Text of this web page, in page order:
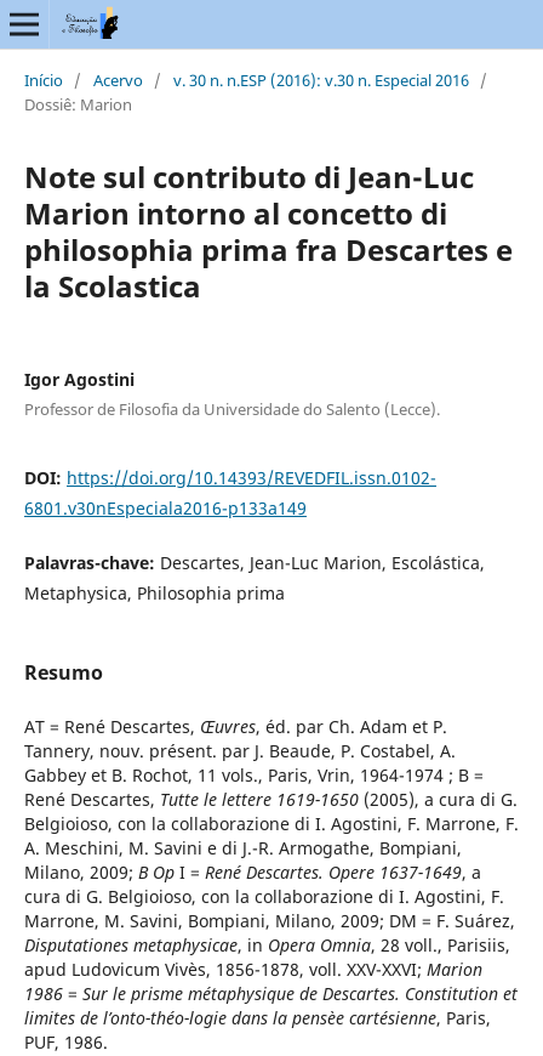
Início / Acervo / v. 30 n. n.ESP (2016): v.30 n. Especial 2016 /
Dossiê: Marion
Note sul contributo di Jean-Luc
Marion intorno al concetto di
philosophia prima fra Descartes e
la Scolastica
Igor Agostini
Professor de Filosofia da Universidade do Salento (Lecce).
DOI: https://doi.org/10.14393/REVEDFIL.issn.0102-
6801.v30nEspeciala2016-p133a149
Palavras-chave: Descartes, Jean-Luc Marion, Escolástica,
Metaphysica, Philosophia prima
Resumo
AT = René Descartes, Œuvres, éd. par Ch. Adam et P.
Tannery, nouv. présent. par J. Beaude, P. Costabel, A.
Gabbey et B. Rochot, 11 vols., Paris, Vrin, 1964-1974 ; B =
René Descartes, Tutte le lettere 1619-1650(2005), a cura di G.
Belgioioso, con la collaborazione di I. Agostini, F. Marrone, F.
A. Meschini, M. Savini e di J.-R. Armogathe, Bompiani,
Milano, 2009; B OpI = René Descartes. Opere 1637-1649, a
cura di G. Belgioioso, con la collaborazione di I. Agostini, F.
Marrone, M. Savini, Bompiani, Milano, 2009; DM = F. Suárez,
Disputationes metaphysicae, in Opera Omnia, 28 voll., Parisiis,
apud Ludovicum Vivès, 1856-1878, voll. XXV-XXVI; Marion
1986= Sur le prisme métaphysique de Descartes. Constitution et
limites de l’onto-théo-logie dans la pensèe cartésienne, Paris,
PUF, 1986.